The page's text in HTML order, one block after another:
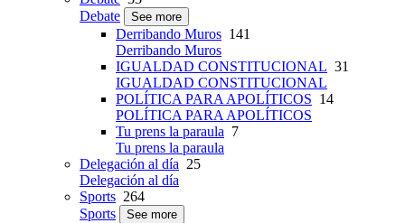
Debate
See more
Derribando Muros 141
Derribando Muros
IGUALDAD CONSTITUCIONAL 31
IGUALDAD CONSTITUCIONAL
POLÍTICA PARA APOLÍTICOS 14
POLÍTICA PARA APOLÍTICOS
Tu prens la paraula 7
Tu prens la paraula
Delegación al día 25
Delegación al día
Sports 264
Sports
See more